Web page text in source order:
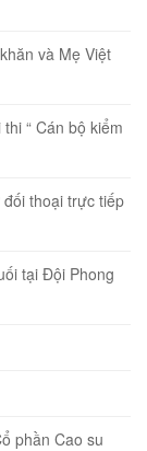
và Mẹ Việt
“ Cán bộ kiểm
thoại trực tiếp
tại Đội Phong
phần Cao su